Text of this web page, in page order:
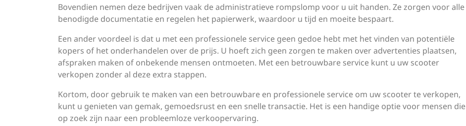
Bovendien nemen deze bedrijven vaak de administratieve rompslomp voor u uit handen. Ze zorgen voor alle
benodigde documentatie en regelen het papierwerk, waardoor u tijd en moeite bespaart.
Een ander voordeel is dat u met een professionele service geen gedoe hebt met het vinden van potentiële
kopers of het onderhandelen over de prijs. U hoeft zich geen zorgen te maken over advertenties plaatsen,
afspraken maken of onbekende mensen ontmoeten. Met een betrouwbare service kunt u uw scooter
verkopen zonder al deze extra stappen.
Kortom, door gebruik te maken van een betrouwbare en professionele service om uw scooter te verkopen,
kunt u genieten van gemak, gemoedsrust en een snelle transactie. Het is een handige optie voor mensen die
op zoek zijn naar een probleemloze verkoopervaring.